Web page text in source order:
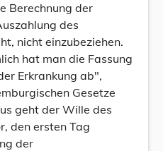
Berechnung der
des
nicht einzubeziehen.
hat man die Fassung
Erkrankung ab",
Gesetze
geht der Wille des
den ersten Tag
der